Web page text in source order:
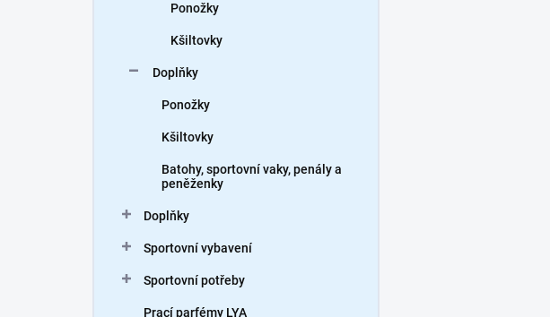
Ponožky
Kšiltovky
Doplňky
Ponožky
Kšiltovky
Batohy, sportovní vaky, penály a
peněženky
Doplňky
Sportovní vybavení
Sportovní potřeby
Prací parfémy LYA